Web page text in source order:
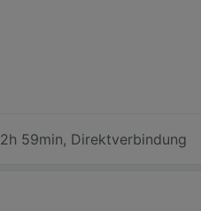
2h 59min, Direktverbindung